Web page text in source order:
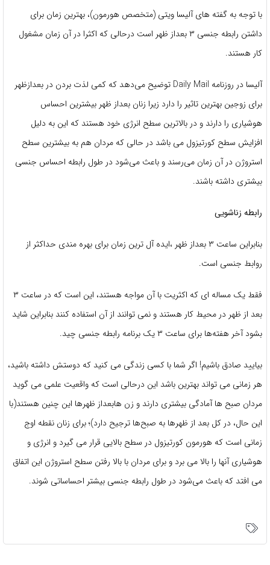
با توجه به گفته های آلیسا ویتی (متخصص هورمون)، بهترین زمان برای
داشتن رابطه جنسی ۳ بعداز ظهر است درحالی که اکثرا در آن زمان مشغول
کار هستند.
آلیسا در روزنامه Daily Mail توضیح می‌دهد که کمی لذت بردن در بعدازظهر
برای زوجین بهترین تاثیر را دارد زیرا زنان بعداز ظهر بیشترین احساس
هوشیاری را دارند و در بالاترین سطح انرژی خود هستند که این به دلیل
افزایش سطح کورتیزول می باشد در حالی که مردان هم به بیشترین سطح
استروژن در آن زمان می‌رسند و باعث می‌شود در طول رابطه احساس جنسی
بیشتری داشته باشند.
رابطه زناشویی
بنابراین ساعت ۳ بعداز ظهر ،ایده آل ترین زمان برای بهره مندی حداکثر از
روابط جنسی است.
فقط یک مساله ای که اکثریت با آن مواجه هستند، این است که در ساعت ۳
بعد از ظهر در محیط کار هستند و نمی توانند از آن استفاده کنند بنابراین شاید
بشود آخر هفته‌ها برای ساعت ۳ یک برنامه رابطه جنسی چید.
بیایید صادق باشیم! اگر شما با کسی زندگی می کنید که دوستش داشته باشید،
هر زمانی می تواند بهترین باشد این درحالی است که واقعیت علمی می گوید
مردان صبح ها آمادگی بیشتری دارند و زن هابعداز ظهرها این چنین هستند(با
این حال، در کل بعد از ظهرها به صبح‌ها ترجیح دارد)؛ برای زنان نقطه اوج
زمانی است که هورمون کورتیزول در سطح بالایی قرار می گیرد و انرژی و
هوشیاری آنها را بالا می برد و برای مردان با بالا رفتن سطح استروژن این اتفاق
می افتد که باعث می‌شود در طول رابطه جنسی بیشتر احساساتی شوند.